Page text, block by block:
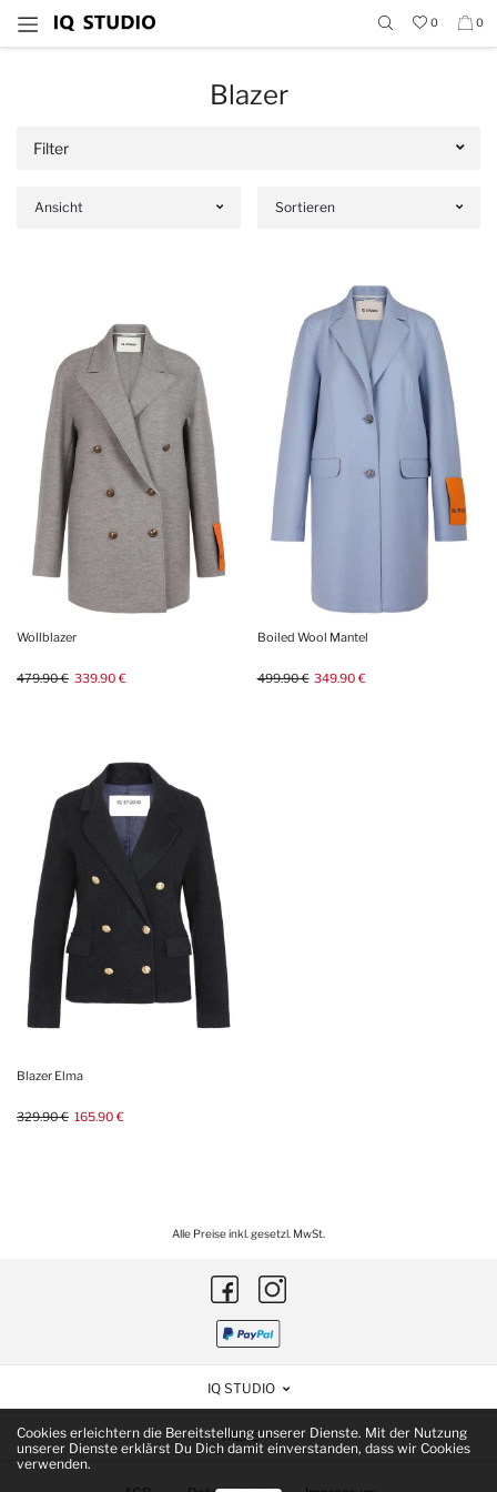
Cookies erleichtern die Bereitstellung unserer Dienste. Mit der Nutzung
unserer Dienste erklärst Du Dich damit einverstanden, dass wir Cookies
verwenden.
0 0
Blazer
Filter
Ansicht Sortieren
Wollblazer
479.90 € 339.90 €
Boiled Wool Mantel
499.90 € 349.90 €
Blazer Elma
329.90 € 165.90 €
Alle Preise inkl. gesetzl. MwSt.
IQ STUDIO
HILFE